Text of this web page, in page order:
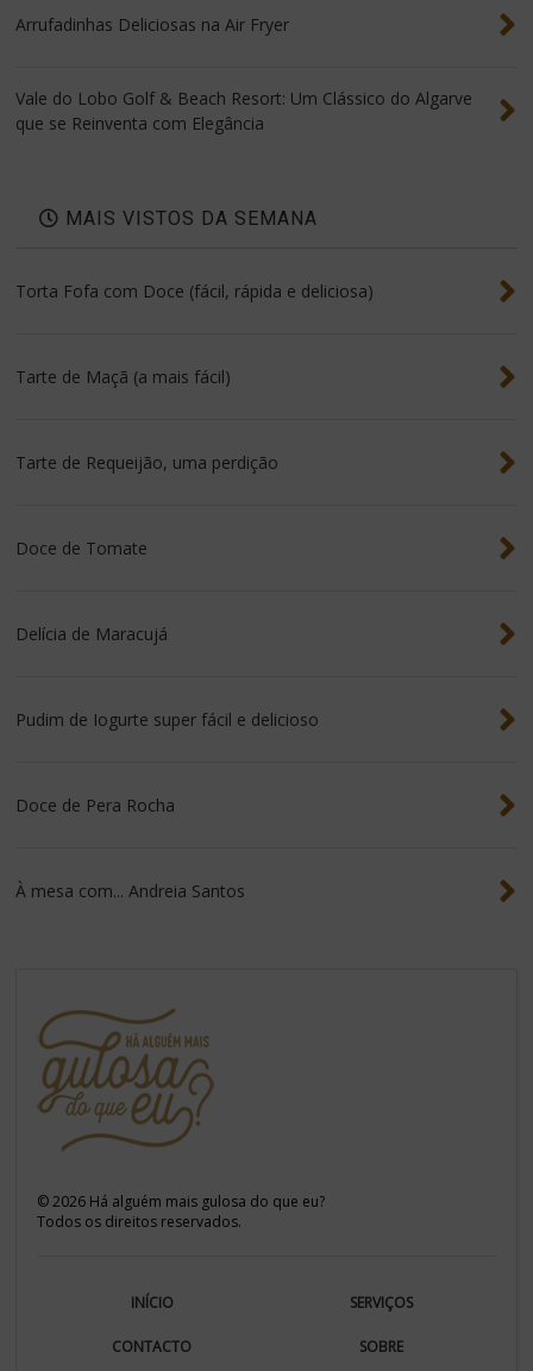
Arrufadinhas Deliciosas na Air Fryer
Vale do Lobo Golf & Beach Resort: Um Clássico do Algarve
que se Reinventa com Elegância
MAIS VISTOS DA SEMANA
Torta Fofa com Doce (fácil, rápida e deliciosa)
Tarte de Maçã (a mais fácil)
Tarte de Requeijão, uma perdição
Doce de Tomate
Delícia de Maracujá
Pudim de Iogurte super fácil e delicioso
Doce de Pera Rocha
À mesa com... Andreia Santos
©2026 Há alguém mais gulosa do que eu?
Todos os direitos reservados.
INÍCIO SERVIÇOS
CONTACTO SOBRE